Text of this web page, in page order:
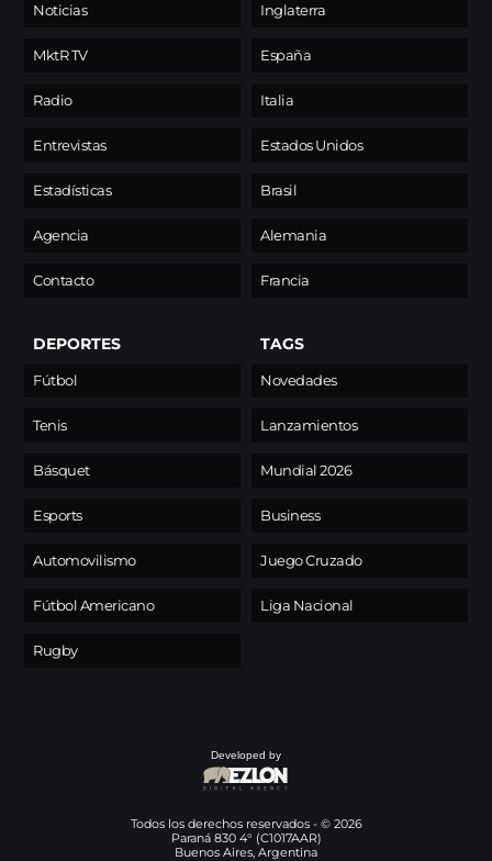
Noticias
MktR TV
Radio
Entrevistas
Estadísticas
Agencia
Contacto
Inglaterra
España
Italia
Estados Unidos
Brasil
Alemania
Francia
DEPORTES
Fútbol
Tenis
Básquet
Esports
Automovilismo
Fútbol Americano
Rugby
TAGS
Novedades
Lanzamientos
Mundial 2026
Business
Juego Cruzado
Liga Nacional
Developed by
Todos los derechos reservados - © 2026
Paraná 830 4° (C1017AAR)
Buenos Aires, Argentina